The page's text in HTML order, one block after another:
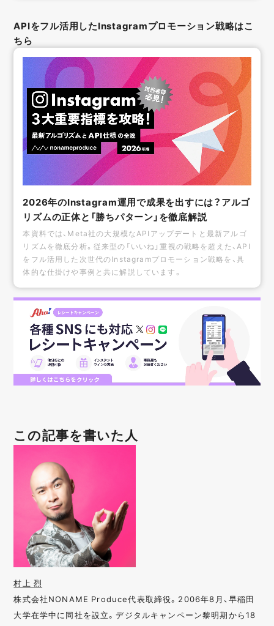
APIをフル活用したInstagramプロモーション戦略はこ
ちら
2026年のInstagram運用で成果を出すには？アルゴ
リズムの正体と「勝ちパターン」を徹底解説
本資料では、Meta社の大規模なAPIアップデートと最新アルゴ
リズムを徹底分析。従来型の「いいね」重視の戦略を超えた、API
をフル活用した次世代のInstagramプロモーション戦略を、具
体的な仕掛けや事例と共に解説しています。
この記事を書いた人
村上 烈
株式会社NONAME Produce代表取締役。2006年8月、早稲田
大学在学中に同社を設立。デジタルキャンペーン黎明期から18